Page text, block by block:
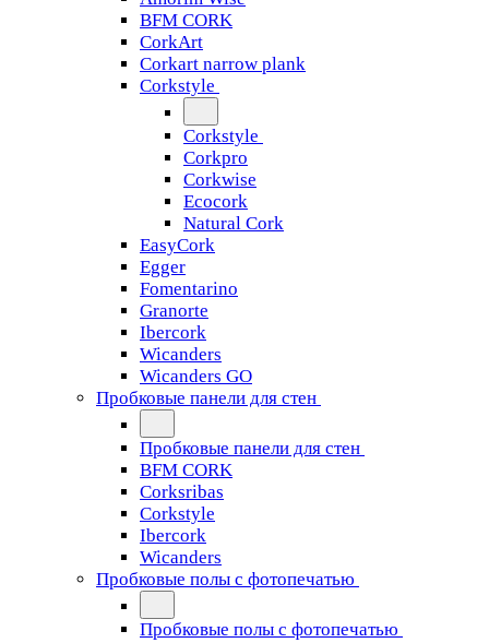
BFM CORK
CorkArt
Corkart narrow plank
Corkstyle
Corkstyle
Corkpro
Corkwise
Ecocork
Natural Cork
EasyCork
Egger
Fomentarino
Granorte
Ibercork
Wicanders
Wicanders GO
Пробковые панели для стен
Пробковые панели для стен
BFM CORK
Corksribas
Corkstyle
Ibercork
Wicanders
Пробковые полы с фотопечатью
Пробковые полы с фотопечатью